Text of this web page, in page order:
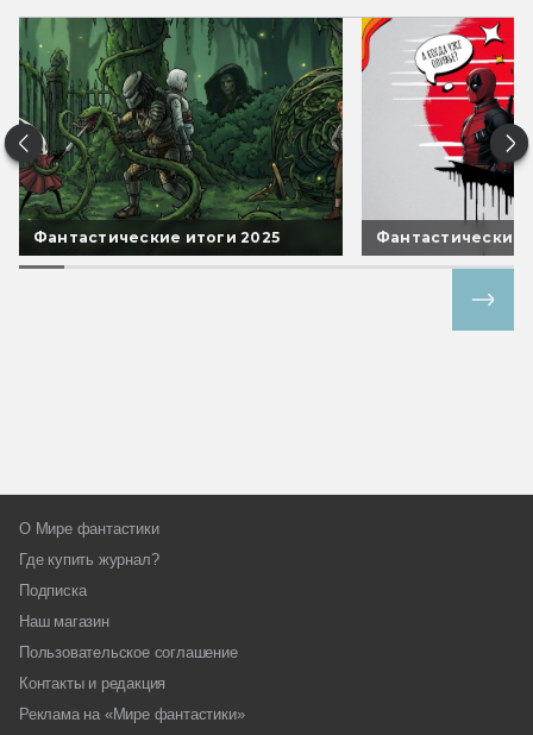
Фантастические итоги 2025 Фантастические
О Мире фантастики
Где купить журнал?
Подписка
Наш магазин
Пользовательское соглашение
Контакты и редакция
Реклама на «Мире фантастики»